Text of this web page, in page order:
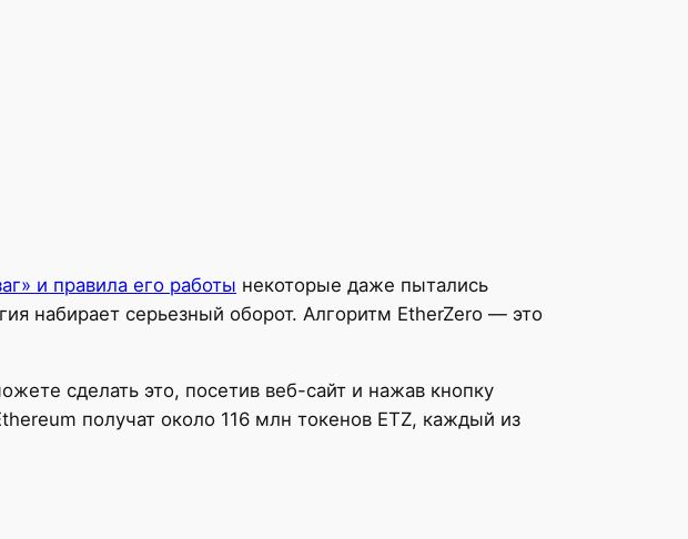
и правила его работы некоторые даже пытались
набирает серьезный оборот. Алгоритм EtherZero — это
сделать это, посетив веб-сайт и нажав кнопку
получат около 116 млн токенов ETZ, каждый из